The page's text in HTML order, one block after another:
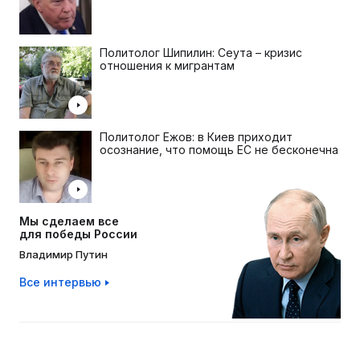
Политолог Шипилин: Сеута – кризис
отношения к мигрантам
Политолог Ежов: в Киев приходит
осознание, что помощь ЕС не бесконечна
Мы сделаем все
для победы России
Владимир Путин
Все интервью